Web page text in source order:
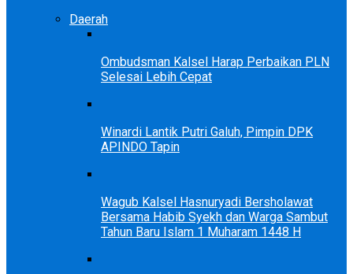
Daerah
Ombudsman Kalsel Harap Perbaikan PLN
Selesai Lebih Cepat
Winardi Lantik Putri Galuh, Pimpin DPK
APINDO Tapin
Wagub Kalsel Hasnuryadi Bersholawat
Bersama Habib Syekh dan Warga Sambut
Tahun Baru Islam 1 Muharam 1448 H